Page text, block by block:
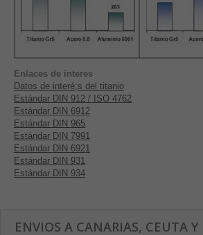
Enlaces de interes
Datos de interé;s del titanio
Estándar DIN 912 / ISO 4762
Estándar DIN 6912
Estándar DIN 965
Estándar DIN 7991
Estándar DIN 6921
Estándar DIN 931
Estándar DIN 934
ENVIOS A CANARIAS, CEUTA